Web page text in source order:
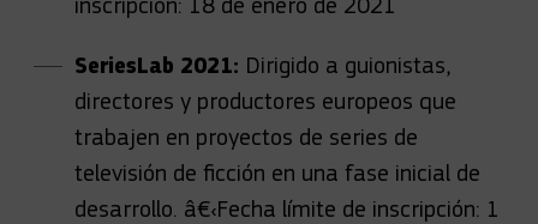
SeriesLab 2021: Dirigido a guionistas,
directores y productores europeos que
trabajen en proyectos de series de
televisión de ficción en una fase inicial de
desarrollo. â€‹Fecha límite de inscripción: 1